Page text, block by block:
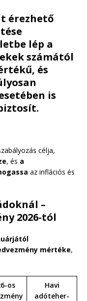
érezhető
lép a
számától
, és
is
célja,
, és a
az inflációs és
–
2026-tól
mértéke,
os
Havi
adóteher-